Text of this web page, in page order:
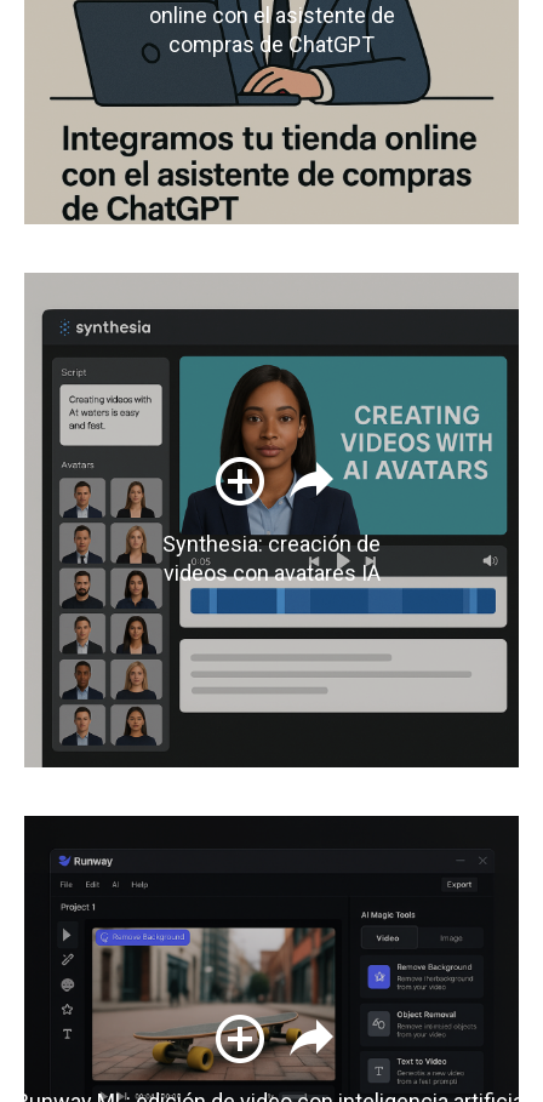
online con el asistente de
compras de ChatGPT
Synthesia: creación de
videos con avatares IA